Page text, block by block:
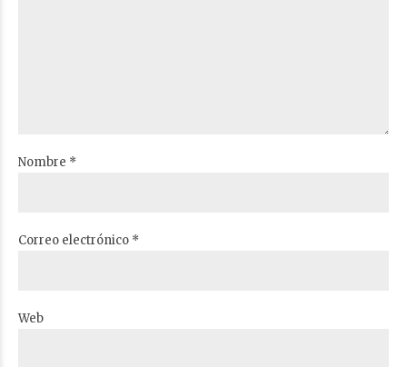
Nombre *
Correo electrónico *
Web